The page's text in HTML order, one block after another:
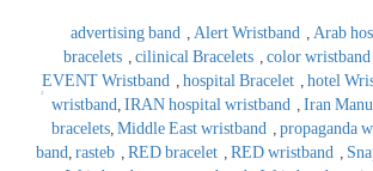
advertising band , Alert Wristband , Arab
bracelets , cilinical Bracelets , color wristband
ٍEVENT Wristband , hospital Bracelet , hotel
wristband, IRAN hospital wristband , Iran
bracelets, Middle East wristband , propaganda
band, rasteb , RED bracelet , RED wristband ,